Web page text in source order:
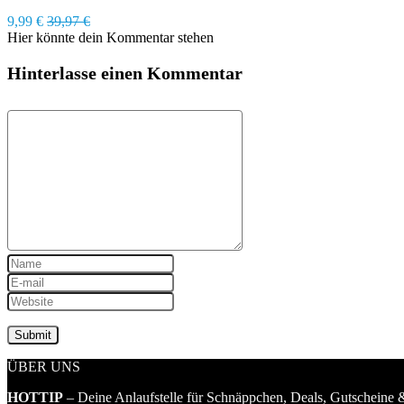
9,99 € 39,97 €
Hier könnte dein Kommentar stehen
Hinterlasse einen Kommentar
ÜBER UNS
HOTTIP – Deine Anlaufstelle für Schnäppchen, Deals, Gutscheine